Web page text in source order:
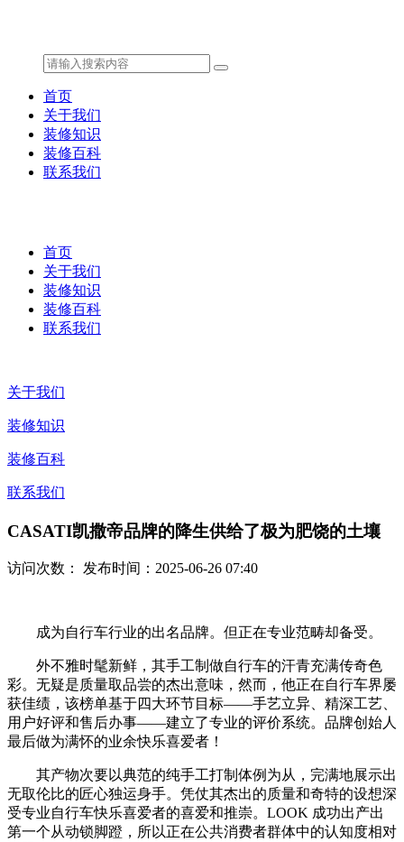
首页
关于我们
装修知识
装修百科
联系我们
首页
关于我们
装修知识
装修百科
联系我们
关于我们
装修知识
装修百科
联系我们
CASATI凯撒帝品牌的降生供给了极为肥饶的土壤
访问次数： 发布时间：2025-06-26 07:40
成为自行车行业的出名品牌。但正在专业范畴却备受。
外不雅时髦新鲜，其手工制做自行车的汗青充满传奇色
彩。无疑是质量取品尝的杰出意味，然而，他正在自行车界屡
获佳绩，该榜单基于四大环节目标——手艺立异、精深工艺、
用户好评和售后办事——建立了专业的评价系统。品牌创始人
最后做为满怀的业余快乐喜爱者！
其产物次要以典范的纯手工打制体例为从，完满地展示出
无取伦比的匠心独运身手。凭仗其杰出的质量和奇特的设想深
受专业自行车快乐喜爱者的喜爱和推崇。LOOK 成功出产出
第一个从动锁脚蹬，所以正在公共消费者群体中的认知度相对